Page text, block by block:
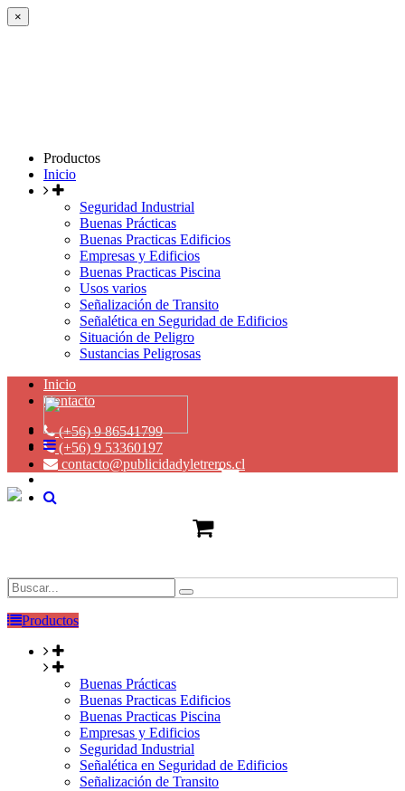
×
Productos
Inicio
Seguridad Industrial
Buenas Prácticas
Buenas Practicas Edificios
Empresas y Edificios
Buenas Practicas Piscina
Usos varios
Señalización de Transito
Señalética en Seguridad de Edificios
Situación de Peligro
Sustancias Peligrosas
Inicio
Contacto
(+56) 9 86541799
(+56) 9 53360197
contacto@publicidadyletreros.cl
Productos
Buenas Prácticas
Buenas Practicas Edificios
Buenas Practicas Piscina
Empresas y Edificios
Seguridad Industrial
Señalética en Seguridad de Edificios
Señalización de Transito